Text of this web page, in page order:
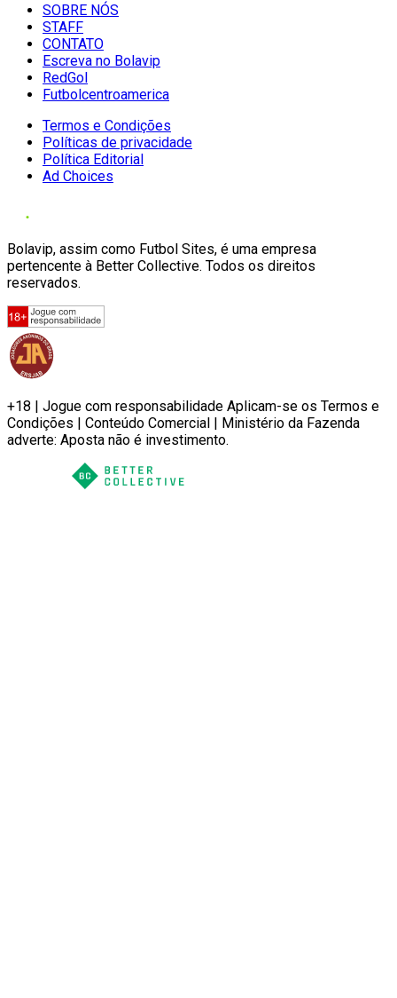
SOBRE NÓS
STAFF
CONTATO
Escreva no Bolavip
RedGol
Futbolcentroamerica
Termos e Condições
Políticas de privacidade
Política Editorial
Ad Choices
Bolavip, assim como Futbol Sites, é uma empresa
pertencente à Better Collective. Todos os direitos
reservados.
+18 | Jogue com responsabilidade Aplicam-se os Termos e
Condições | Conteúdo Comercial | Ministério da Fazenda
adverte: Aposta não é investimento.